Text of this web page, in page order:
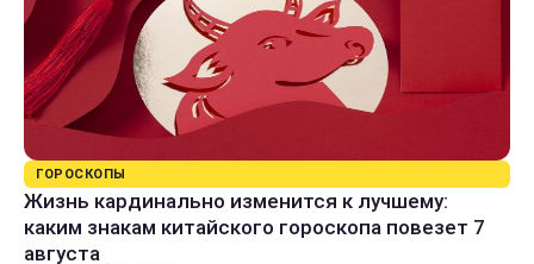
ГОРОСКОПЫ
Жизнь кардинально изменится к лучшему:
каким знакам китайского гороскопа повезет 7
августа